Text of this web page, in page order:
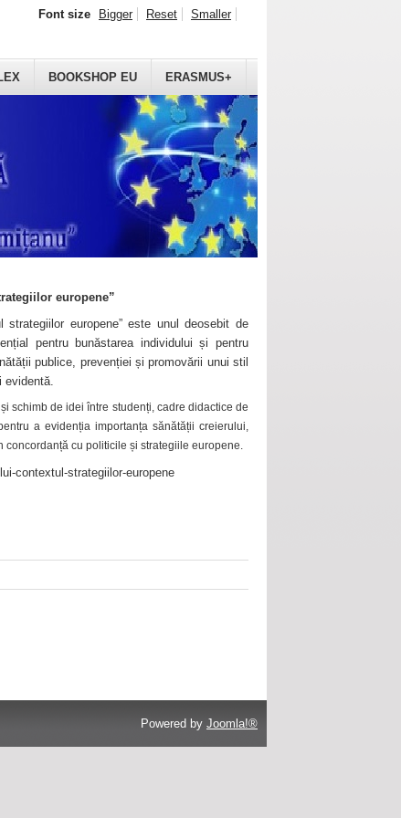
BOOKSHOP EU ERASMUS+
Font size Bigger Reset Smaller
europene”
europene” este unul deosebit de
pentru bunăstarea individului și pentru
publice, prevenției și promovării unui stil
evidentă.
schimb de idei între studenți, cadre didactice de
a evidenția importanța sănătății creierului,
cu politicile și strategiile europene.
contextul-strategiilor-europene
Powered by Joomla!®